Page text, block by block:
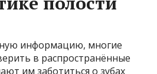
информацию, многие
в распространённые
им заботиться о зубах